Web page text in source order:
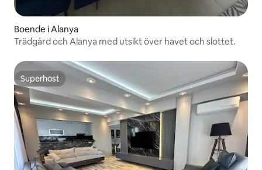
Boende i Alanya
Trädgård och Alanya med utsikt över havet och slottet.
Superhost
Superhost